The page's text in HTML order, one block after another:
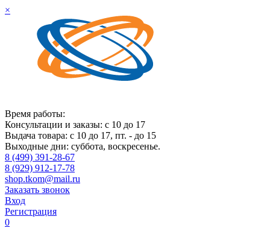
×
Время работы:
Консультации и заказы: с 10 до 17
Выдача товара: с 10 до 17, пт. - до 15
Выходные дни: суббота, воскресенье.
8 (499) 391-28-67
8 (929) 912-17-78
shop.tkom@mail.ru
Заказать звонок
Вход
Регистрация
0